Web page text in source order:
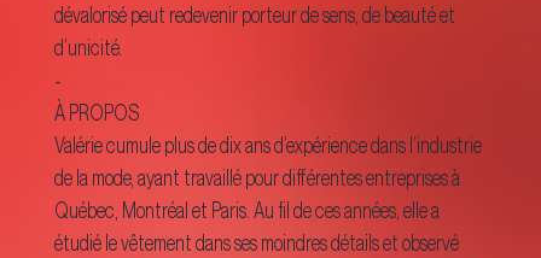
dévalorisé peut redevenir porteur de sens, de beauté et
d’unicité.
-
À PROPOS
Valérie cumule plus de dix ans d’expérience dans l’industrie
de la mode, ayant travaillé pour différentes entreprises à
Québec, Montréal et Paris. Au fil de ces années, elle a
étudié le vêtement dans ses moindres détails et observé